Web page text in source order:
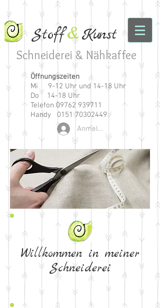
Stoff&Kunst
Schneiderei & Nähkaffee
Öffnungszeiten
Mi 9-12 Uhr und 14-18 Uhr
Do 14-18 Uhr
Telefon09762 939711
Handy 0151 70302449
Anmelden
Willkommen in meiner
Schneiderei